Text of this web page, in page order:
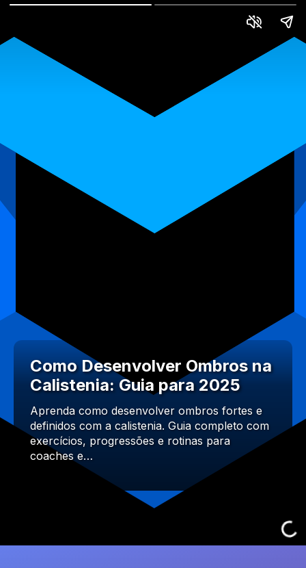
Como Desenvolver Ombros na
Calistenia: Guia para 2025
Aprenda como desenvolver ombros fortes e
definidos com a calistenia. Guia completo com
exercícios, progressões e rotinas para
coaches e…